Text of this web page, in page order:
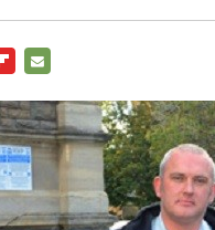
MAIL